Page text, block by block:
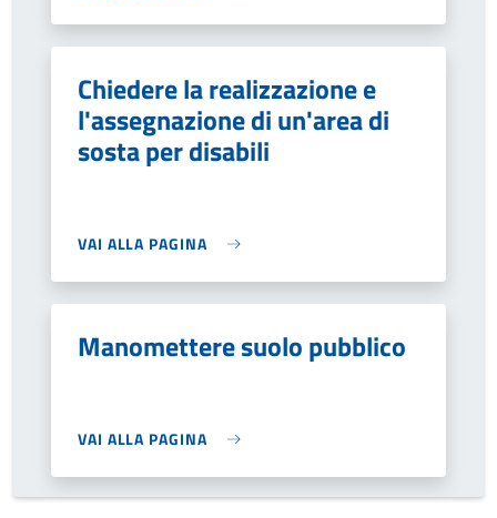
Chiedere la realizzazione e
l'assegnazione di un'area di
sosta per disabili
VAI ALLA PAGINA
Manomettere suolo pubblico
VAI ALLA PAGINA